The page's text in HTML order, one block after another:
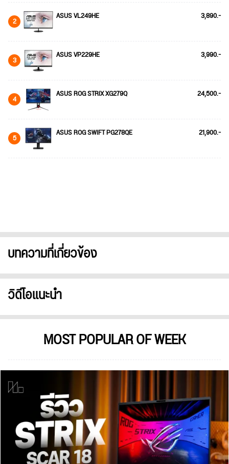
2 ASUS VL249HE 3,890.-
3 ASUS VP229HE 3,990.-
4 ASUS ROG STRIX XG279Q 24,500.-
5 ASUS ROG SWIFT PG278QE 21,900.-
บทความที่เกี่ยวข้อง
วิดีโอแนะนำ
MOST POPULAR OF WEEK